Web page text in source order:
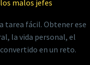
malos jefes
tarea fácil. Obtener ese
la vida personal, el
en un reto.